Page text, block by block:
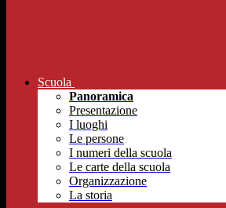
Scuola
Panoramica
Presentazione
I luoghi
Le persone
I numeri della scuola
Le carte della scuola
Organizzazione
La storia